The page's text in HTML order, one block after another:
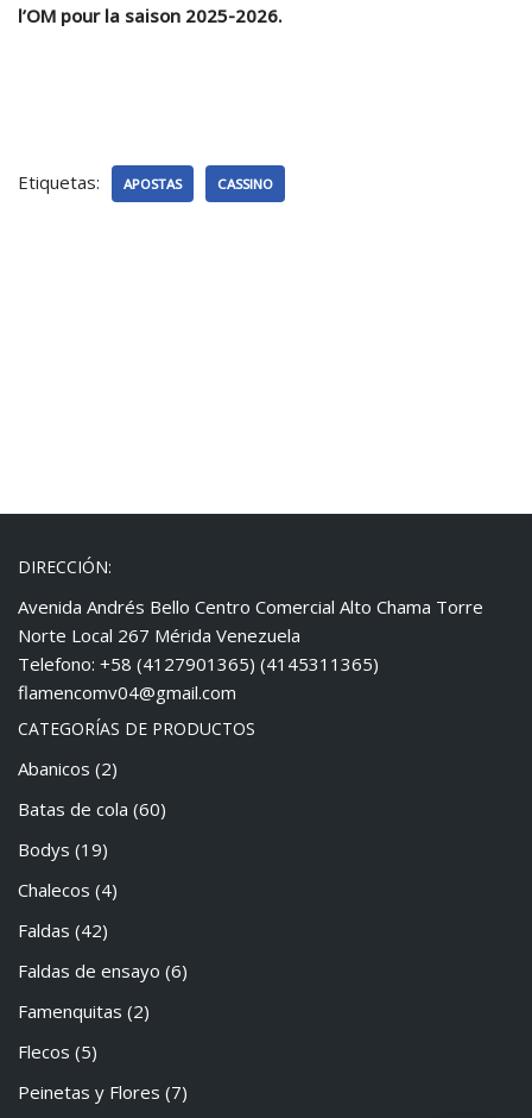
l’OM pour la saison 2025-2026.
Etiquetas: APOSTAS CASSINO
DIRECCIÓN:
Avenida Andrés Bello Centro Comercial Alto Chama Torre
Norte Local 267 Mérida Venezuela
Telefono: +58 (4127901365) (4145311365)
flamencomv04@gmail.com
CATEGORÍAS DE PRODUCTOS
Abanicos (2)
Batas de cola (60)
Bodys (19)
Chalecos (4)
Faldas (42)
Faldas de ensayo (6)
Famenquitas (2)
Flecos (5)
Peinetas y Flores (7)